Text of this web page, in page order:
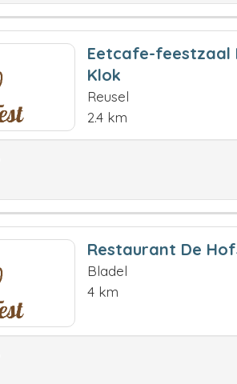
Eetcafe-feestzaal
Klok
Reusel
2.4 km
Restaurant De
Bladel
4 km